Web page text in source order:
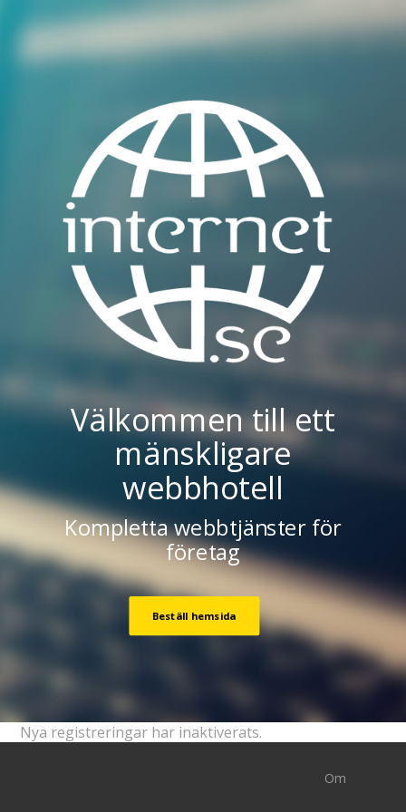
Välkommen till ett
mänskligare
webbhotell
Kompletta webbtjänster för
företag
Beställ hemsida
Nya registreringar har inaktiverats.
Om